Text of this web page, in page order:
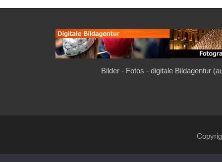
Bilder - Fotos - digitale Bildagentur